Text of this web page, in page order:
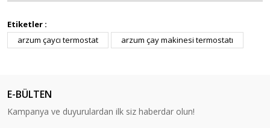
Etiketler :
arzum çaycı termostat
arzum çay makinesi termostatı
E-BÜLTEN
Kampanya ve duyurulardan ilk siz haberdar olun!